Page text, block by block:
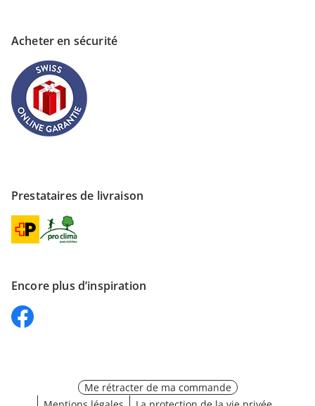
Acheter en sécurité
Prestataires de livraison
Encore plus d’inspiration
Me rétracter de ma commande